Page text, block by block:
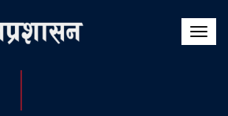
Toggle